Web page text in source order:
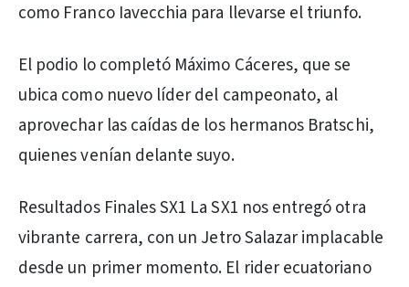
como Franco Iavecchia para llevarse el triunfo.
El podio lo completó Máximo Cáceres, que se
ubica como nuevo líder del campeonato, al
aprovechar las caídas de los hermanos Bratschi,
quienes venían delante suyo.
Resultados Finales SX1 La SX1 nos entregó otra
vibrante carrera, con un Jetro Salazar implacable
desde un primer momento. El rider ecuatoriano